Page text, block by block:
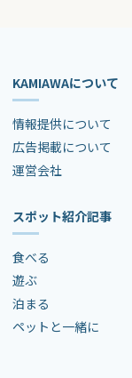
KAMIAWAについて
情報提供について
広告掲載について
運営会社
スポット紹介記事
食べる
遊ぶ
泊まる
ペットと一緒に